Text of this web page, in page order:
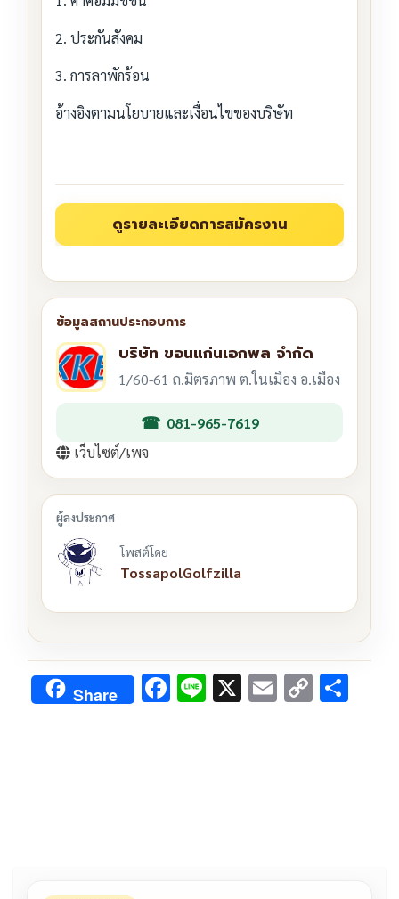
2. ประกันสังคม
3. การลาพักร้อน
อ้างอิงตามนโยบายและเงื่อนไขของบริษัท
บริษัท ขอนแก่นเอกพล จำกัด
1/60-61 ถ.มิตรภาพ ต.ในเมือง อ.เมือง
081-965-7619
เว็บไซต์/เพจ
โพสต์โดย
TossapolGolfzilla
Share F Li X E C